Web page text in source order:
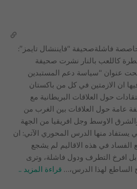
فاشلةصحيفة “فايننشال تايمز”:
كاللعب بالنار نشرت صحيفة
تحت عنوان “سياسة دعم المستبدين
ان الازمتين في كل من باكستان
حول العلاقات البريطانية مع
عامة حول العلاقات بين الغرب من
الاوسط وجل افريقيا من الجهة
يستفاد منها الدرس المحوري الآتي: ان
الفساد في هذه الاقاليم لم يشجع
بل افرخ التطرف ودول فاشلة، وترى
الساطع لهذا الدرس،… قراءة المزيد ..